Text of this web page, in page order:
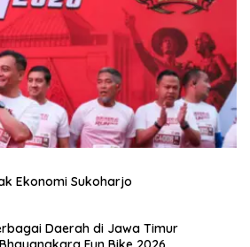
Ekonomi Sukoharjo
Daerah di Jawa Timur